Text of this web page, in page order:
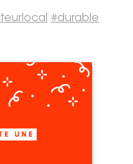
#durable